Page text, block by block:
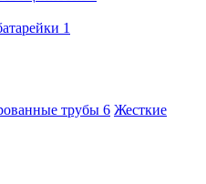
1
трубы 6 Жесткие